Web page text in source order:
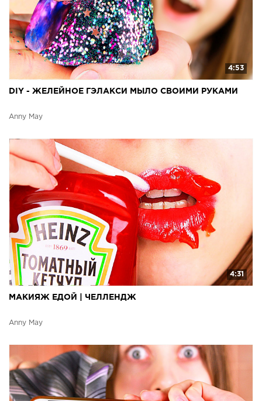
4:53
DIY - ЖЕЛЕЙНОЕ ГЭЛАКСИ МЫЛО СВОИМИ РУКАМИ
Anny May
4:31
МАКИЯЖ ЕДОЙ | ЧЕЛЛЕНДЖ
Anny May